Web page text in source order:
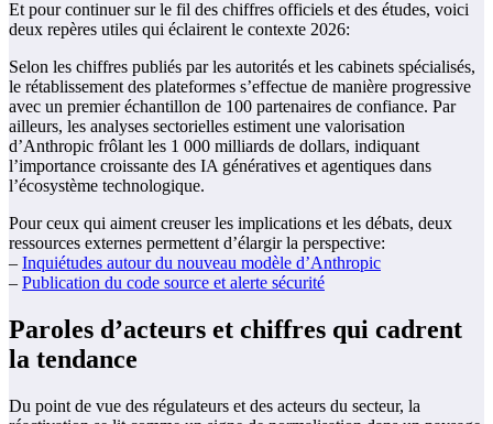
Et pour continuer sur le fil des chiffres officiels et des études, voici
deux repères utiles qui éclairent le contexte 2026:
Selon les chiffres publiés par les autorités et les cabinets spécialisés,
le rétablissement des plateformes s’effectue de manière progressive
avec un premier échantillon de 100 partenaires de confiance. Par
ailleurs, les analyses sectorielles estiment une valorisation
d’Anthropic frôlant les 1 000 milliards de dollars, indiquant
l’importance croissante des IA génératives et agentiques dans
l’écosystème technologique.
Pour ceux qui aiment creuser les implications et les débats, deux
ressources externes permettent d’élargir la perspective:
– Inquiétudes autour du nouveau modèle d’Anthropic
– Publication du code source et alerte sécurité
Paroles d’acteurs et chiffres qui cadrent
la tendance
Du point de vue des régulateurs et des acteurs du secteur, la